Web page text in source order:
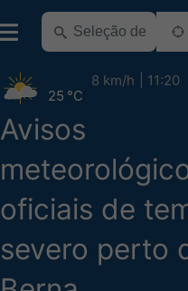
Avisos
oficiais de
severo perto
25 °C
8 km/h 11:20